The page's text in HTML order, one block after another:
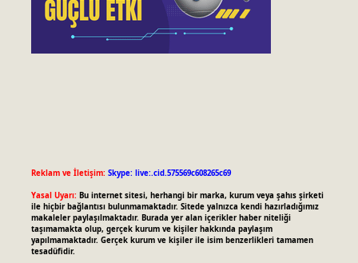
Reklam ve İletişim: Skype: live:.cid.575569c608265c69
Yasal Uyarı: Bu internet sitesi, herhangi bir marka, kurum veya şahıs şirketi
ile hiçbir bağlantısı bulunmamaktadır. Sitede yalnızca kendi hazırladığımız
makaleler paylaşılmaktadır. Burada yer alan içerikler haber niteliği
taşımamakta olup, gerçek kurum ve kişiler hakkında paylaşım
yapılmamaktadır. Gerçek kurum ve kişiler ile isim benzerlikleri tamamen
tesadüfidir.